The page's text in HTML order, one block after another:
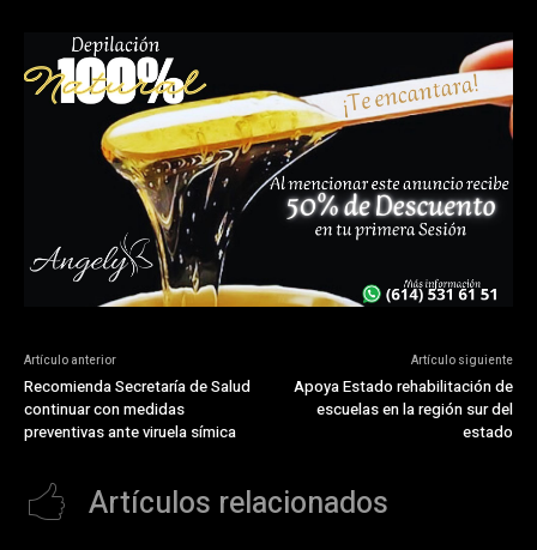
Artículo anterior
Recomienda Secretaría de Salud
continuar con medidas
preventivas ante viruela símica
Artículo siguiente
Apoya Estado rehabilitación de
escuelas en la región sur del
estado
Artículos relacionados